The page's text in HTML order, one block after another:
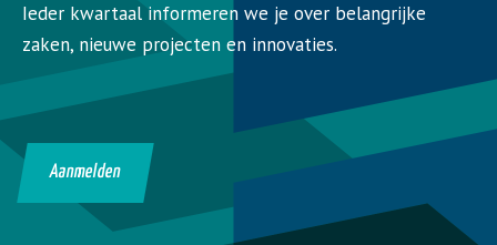
Ieder kwartaal informeren we je over belangrijke
zaken, nieuwe projecten en innovaties.
Aanmelden